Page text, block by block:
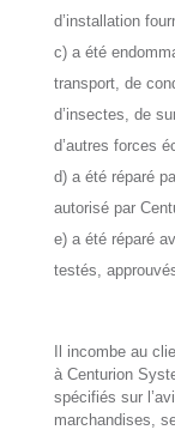
d’installation
c) a été
transport, de
d’insectes, de
d’autres forces
d) a été réparé
autorisé par
e) a été réparé
testés,
Il incombe au
à Centurion
spécifiés sur
marchandises,